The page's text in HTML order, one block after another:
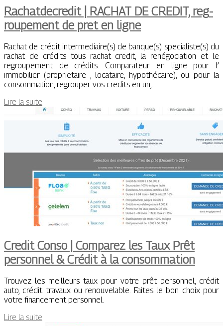
Rachatdecredit | RACHAT DE CREDIT, reg­
roupe­ment de pret en ligne
Rachat de crédit intermediaire(s) de banque(s) specialiste(s) du
rachat de crédits tous rachat credit, la renégociation et le
regroupement de crédits. Comparateur en ligne pour l’
immobilier (proprietaire , locataire, hypothécaire), ou pour la
consommation, regrouper vos credits en un,…
Lire la suite
Credit Conso | Comparez les Taux Prêt
personnel & Crédit à la con­som­ma­tion
Trouvez les meilleurs taux pour votre prêt personnel, crédit
auto, crédit travaux ou renouvelable. Faites le bon choix pour
votre financement personnel.
Lire la suite